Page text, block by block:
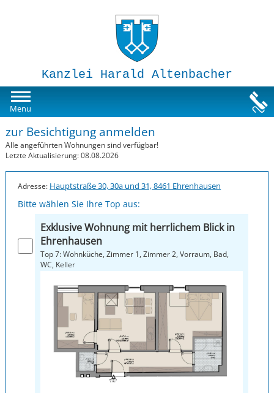
Kanzlei Harald Altenbacher
Menu
Susi-Sorglos Anlegerwohnungen
Impressum
zur Besichtigung anmelden
Alle angeführten Wohnungen sind verfügbar!
Letzte Aktualisierung: 08.08.2026
Adresse: Hauptstraße 30, 30a und 31, 8461 Ehrenhausen
Bitte wählen Sie Ihre Top aus:
Exklusive Wohnung mit herrlichem Blick in
Ehrenhausen
Top 7: Wohnküche, Zimmer 1, Zimmer 2, Vorraum, Bad,
WC, Keller